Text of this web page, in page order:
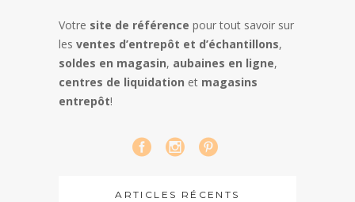
Votre site de référence pour tout savoir sur
les ventes d’entrepôt et d’échantillons,
soldes en magasin, aubaines en ligne,
centres de liquidation et magasins
entrepôt!
ARTICLES RÉCENTS